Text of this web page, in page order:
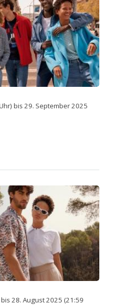
bis 29. September 2025
28. August 2025 (21:59